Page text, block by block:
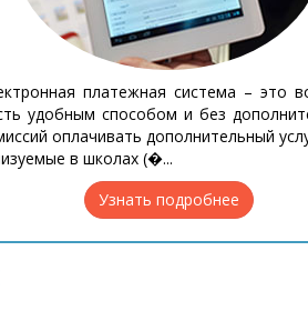
пла­теж­ная си­сте­ма – это
удоб­ным спо­со­бом и без
оп­ла­чи­вать до­пол­ни­тель­ный
в шко­лах (�...
Узнать подробнее